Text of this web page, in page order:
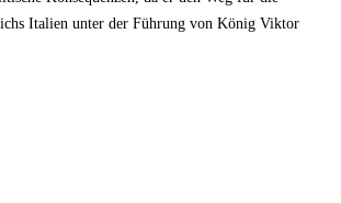
Italien unter der Führung von König Viktor